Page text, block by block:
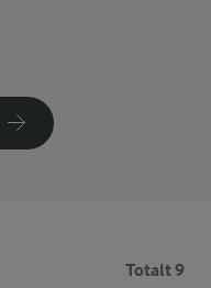
Totalt 9